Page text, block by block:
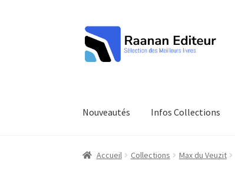
Aller
à
la
Aller
au
contenu
Nouveautés Infos Collections
Accueil Collections Max du Veuzit